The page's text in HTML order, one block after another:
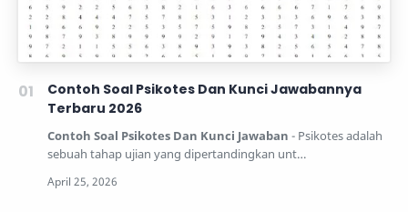
Contoh Soal Psikotes Dan Kunci Jawabannya
Terbaru 2026
Contoh Soal Psikotes Dan Kunci Jawaban - Psikotes adalah
sebuah tahap ujian yang dipertandingkan unt…